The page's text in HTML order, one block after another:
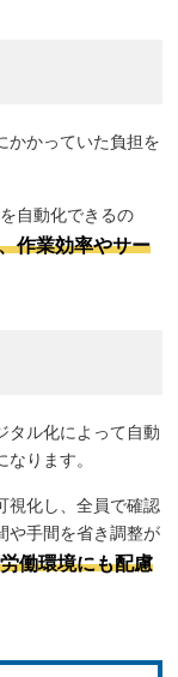
かかっていた負担を
自動化できるの
作業効率やサー
タル化によって自動
ります。
視化し、全員で確認
や手間を省き調整が
働環境にも配慮